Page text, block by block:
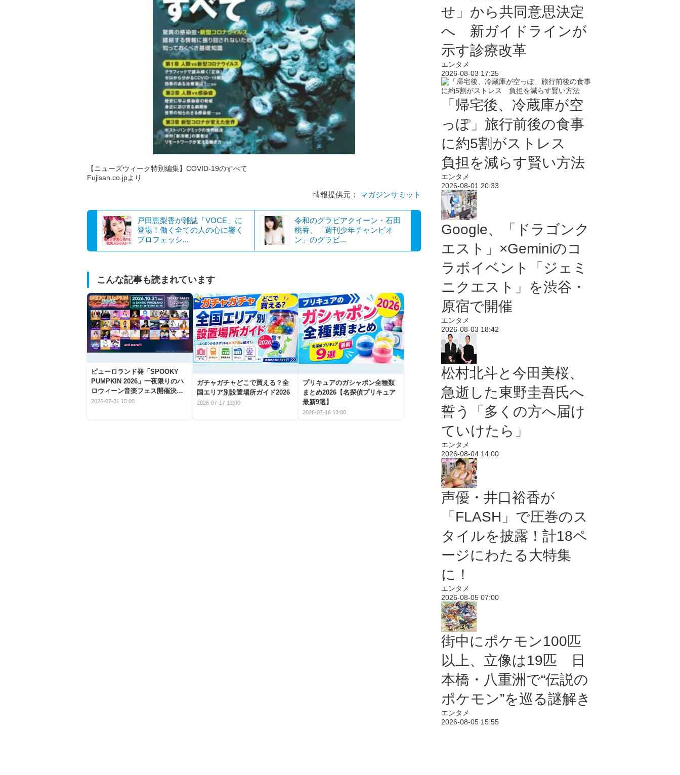
【ニューズウィーク特別編集】COVID-19のすべて
Fujisan.co.jpより
情報提供元： マガジンサミット
戸田恵梨香が雑誌「VOCE」に
登場！働く全ての人の心に響く
プロフェッシ...
令和のグラビアクイーン・石田
桃香、「週刊少年チャンピオ
ン」のグラビ...
こんな記事も読まれています
ピューロランド発「SPOOKY
PUMPKIN 2026」一夜限りのハ
ロウィーン音楽フェス開催決
定！
2026-07-31 15:00
ガチャガチャどこで買える？全
国エリア別設置場所ガイド2026
2026-07-17 13:00
プリキュアのガシャポン全種類
まとめ2026【名探偵プリキュア
最新9選】
2026-07-16 13:00
せ」から共同意思決定
へ 新ガイドラインが
示す診療改革
エンタメ
2026-08-03 17:25
「帰宅後、冷蔵庫が空
っぽ」旅行前後の食事
に約5割がストレス
負担を減らす賢い方法
エンタメ
2026-08-01 20:33
Google、「ドラゴンク
エスト」×Geminiのコ
ラボイベント「ジェミ
ニクエスト」を渋谷・
原宿で開催
エンタメ
2026-08-03 18:42
松村北斗と今田美桜、
急逝した東野圭吾氏へ
誓う「多くの方へ届け
ていけたら」
エンタメ
2026-08-04 14:00
声優・井口裕香が
「FLASH」で圧巻のス
タイルを披露！計18ペ
ージにわたる大特集
に！
エンタメ
2026-08-05 07:00
街中にポケモン100匹
以上、立像は19匹 日
本橋・八重洲で“伝説の
ポケモン”を巡る謎解き
エンタメ
2026-08-05 15:55